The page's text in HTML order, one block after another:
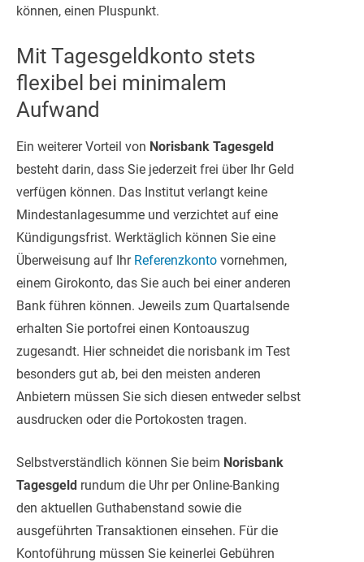
können, einen Pluspunkt.
Mit Tagesgeldkonto stets
flexibel bei minimalem
Aufwand
Ein weiterer Vorteil von Norisbank Tagesgeld
besteht darin, dass Sie jederzeit frei über Ihr Geld
verfügen können. Das Institut verlangt keine
Mindestanlagesumme und verzichtet auf eine
Kündigungsfrist. Werktäglich können Sie eine
Überweisung auf Ihr Referenzkonto vornehmen,
einem Girokonto, das Sie auch bei einer anderen
Bank führen können. Jeweils zum Quartalsende
erhalten Sie portofrei einen Kontoauszug
zugesandt. Hier schneidet die norisbank im Test
besonders gut ab, bei den meisten anderen
Anbietern müssen Sie sich diesen entweder selbst
ausdrucken oder die Portokosten tragen.
Selbstverständlich können Sie beim Norisbank
Tagesgeld rundum die Uhr per Online-Banking
den aktuellen Guthabenstand sowie die
ausgeführten Transaktionen einsehen. Für die
Kontoführung müssen Sie keinerlei Gebühren